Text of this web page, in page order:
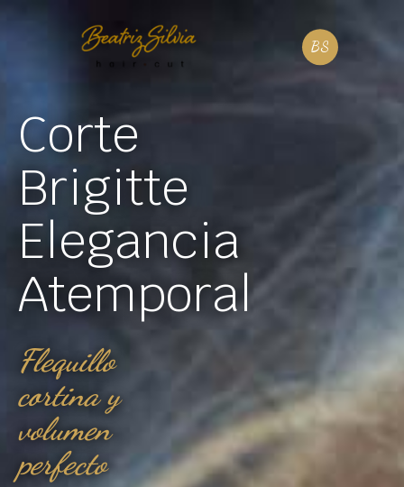
Corte
Brigitte
Elegancia
Atemporal
Flequillo
cortina y
volumen
perfecto